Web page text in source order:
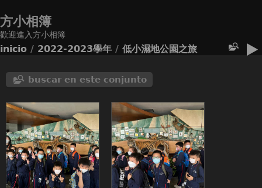
方小相簿
歡迎進入方小相簿
inicio / 2022-2023學年 / 低小濕地公園之旅
buscar en este conjunto